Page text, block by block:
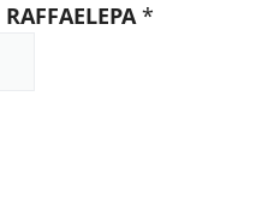
RAFFAELEPA *